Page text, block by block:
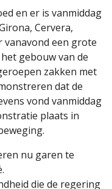
en er is vanmiddag
Cervera,
vanavond een grote
gebouw van de
zakken met
dat de
vond vanmiddag
plaats in
nu garen te
die de regering